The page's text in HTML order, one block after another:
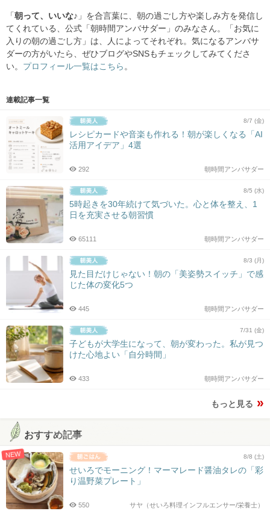
「 朝って、いいな♪ 」を合言葉に、朝の過ごし方や楽しみ方を発信し
てくれている、公式「朝時間アンバサダー」のみなさん。「お気に
入りの朝の過ごし方」は、人によってそれぞれ。気になるアンバサ
ダーの方がいたら、ぜひブログやSNSもチェックしてみてくださ
い。 プロフィール一覧はこちら 。
連載記事一覧
8/7 (金)
レシピカードや音楽も作れる！朝が楽しくなる「AI
活用アイデア」4選
朝時間アンバサダー
292
8/5 (水)
5時起きを30年続けて気づいた。心と体を整え、1
日を充実させる朝習慣
朝時間アンバサダー
65111
8/3 (月)
見た目だけじゃない！朝の「美姿勢スイッチ」で感
じた体の変化5つ
朝時間アンバサダー
445
7/31 (金)
子どもが大学生になって、朝が変わった。私が見つ
けた心地よい「自分時間」
朝時間アンバサダー
433
もっと見る
おすすめ記事
NEW 8/8 (土)
せいろでモーニング！マーマレード醤油タレの「彩
り温野菜プレート」
サヤ（せいろ料理インフルエンサー/栄養士）
550